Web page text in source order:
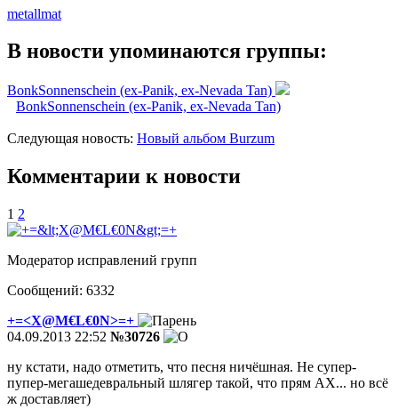
metallmat
В новости упоминаются группы:
BonkSonnenschein (ex-Panik, ex-Nevada Tan)
BonkSonnenschein (ex-Panik, ex-Nevada Tan)
Следующая новость: Новый альбом Burzum
Комментарии к новости
1 2
Модератор исправлений групп
Сообщений: 6332
+=<X@M€L€0N>=+
04.09.2013 22:52 №30726
ну кстати, надо отметить, что песня ничёшная. Не супер-
пупер-мегашедевральный шлягер такой, что прям АХ... но всё
ж доставляет)